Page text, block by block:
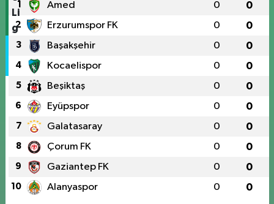
1 Amed 0 0
2 Erzurumspor FK 0 0
3 Başakşehir 0 0
4 Kocaelispor 0 0
5 Beşiktaş 0 0
6 Eyüpspor 0 0
7 Galatasaray 0 0
8 Çorum FK 0 0
9 Gaziantep FK 0 0
10 Alanyaspor 0 0